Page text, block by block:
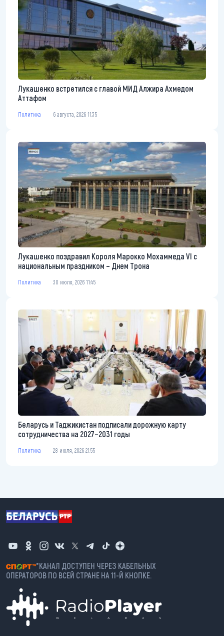
Лукашенко встретился с главой МИД Алжира Ахмедом
Аттафом
Политика 6 августа, 2026 11:35
Лукашенко поздравил Короля Марокко Мохаммеда VI с
национальным праздником – Днем Трона
Политика 30 июля, 2026 11:45
Беларусь и Таджикистан подписали дорожную карту
сотрудничества на 2027–2031 годы
Политика 28 июля, 2026 21:55
*КАНАЛ ДОСТУПЕН ЧЕРЕЗ КАБЕЛЬНЫХ
ОПЕРАТОРОВ ПО ВСЕЙ СТРАНЕ НА 11-Й КНОПКЕ.